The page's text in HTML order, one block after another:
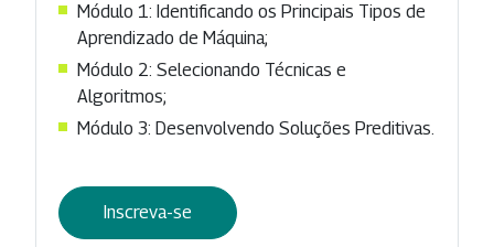
Módulo 1: Identificando os Principais Tipos de
Aprendizado de Máquina;
Módulo 2: Selecionando Técnicas e
Algoritmos;
Módulo 3: Desenvolvendo Soluções Preditivas.
Inscreva-se